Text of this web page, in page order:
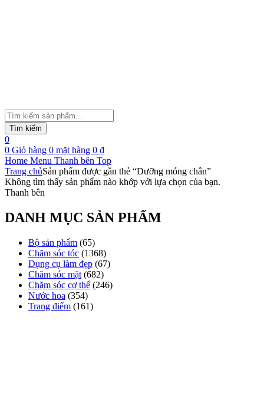
Tìm
kiếm
sản
phẩm
Tìm kiếm
0
0 Giỏ hàng 0 mặt hàng 0 ₫
Home Menu Thanh bên Top
Trang chủSản phẩm được gắn thẻ “Dưỡng móng chân”
Không tìm thấy sản phẩm nào khớp với lựa chọn của bạn.
Thanh bên
DANH MỤC SẢN PHẨM
Bộ sản phẩm (65)
Chăm sóc tóc (1368)
Dụng cụ làm đẹp (67)
Chăm sóc mặt (682)
Chăm sóc cơ thể (246)
Nước hoa (354)
Trang điểm (161)